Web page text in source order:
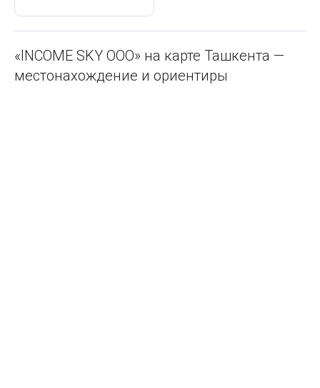
«INCOME SKY ООО» на карте Ташкента —
местонахождение и ориентиры